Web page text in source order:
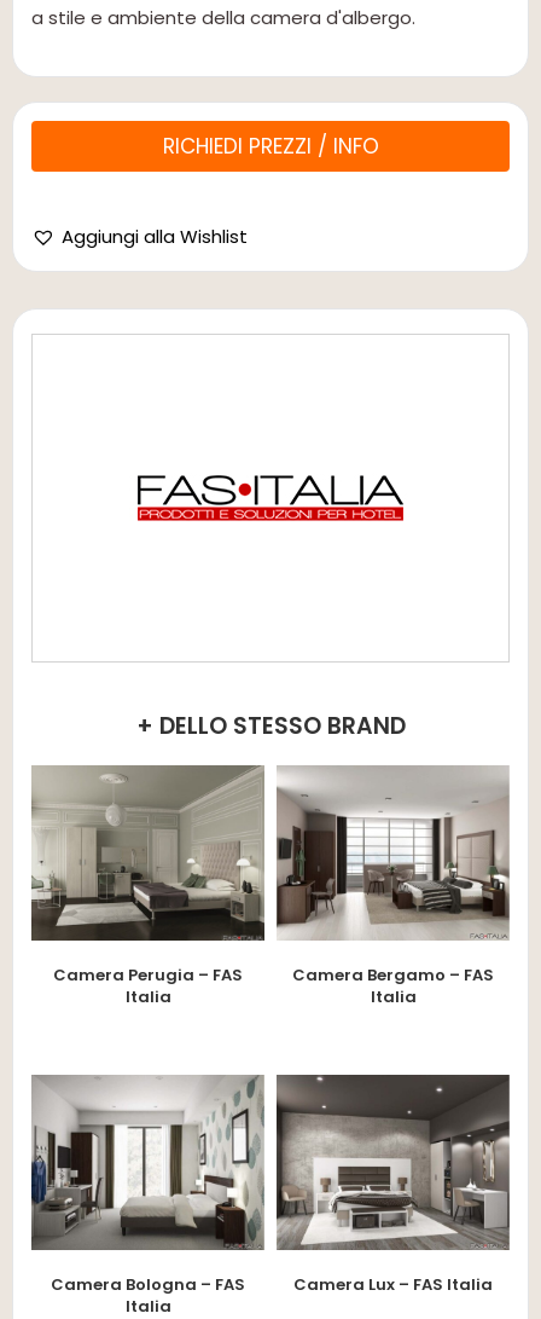
a stile e ambiente della camera d'albergo.
RICHIEDI PREZZI / INFO
Aggiungi alla Wishlist
+ DELLO STESSO BRAND
Camera Perugia – FAS
Italia
Camera Bergamo – FAS
Italia
Camera Bologna – FAS
Italia
Camera Lux – FAS Italia